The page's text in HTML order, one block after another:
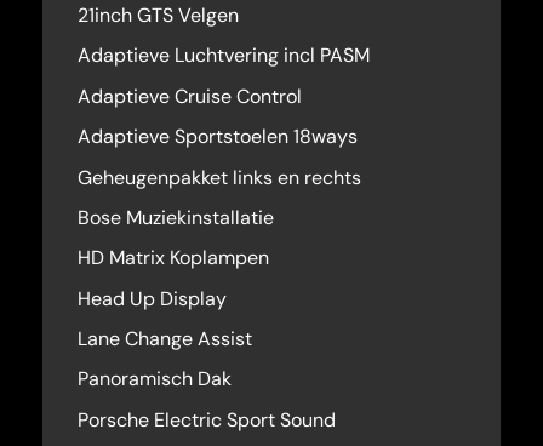
21inch GTS Velgen
Adaptieve Luchtvering incl PASM
Adaptieve Cruise Control
Adaptieve Sportstoelen 18ways
Geheugenpakket links en rechts
Bose Muziekinstallatie
HD Matrix Koplampen
Head Up Display
Lane Change Assist
Panoramisch Dak
Porsche Electric Sport Sound